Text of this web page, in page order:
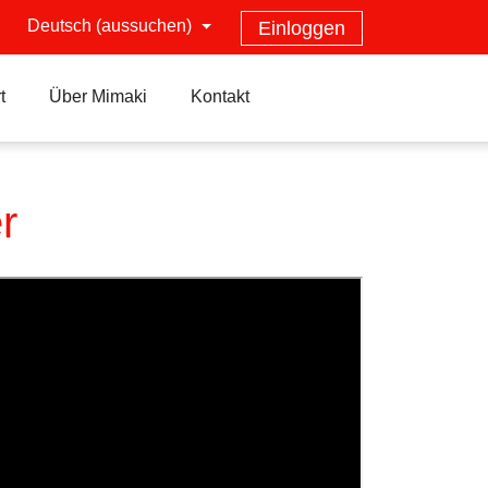
Einloggen
Deutsch (aussuchen)
Über Mimaki Kontakt